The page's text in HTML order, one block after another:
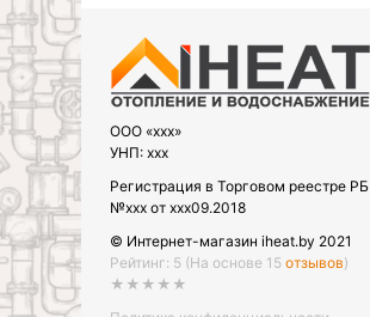
OOO «xxx»
УНП: xxx
Регистрация в Торговом реестре РБ
№xxx от xxx09.2018
© Интернет-магазин iheat.by 2021
Рейтинг: 5 (На основе 15 отзывов)
★★★★★